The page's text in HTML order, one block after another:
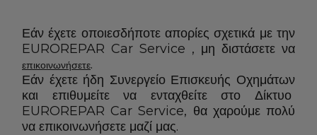
ΥΠΗΡΕΣΙΕΣ
ΠΡΟΣΦΟΡΕΣ
ΕΞΥΠΗΡΕΤΗΣΗ ΠΕΛΑΤΩΝ
Εάν έχετε οποιεσδήποτε απορίες σχετικά με την
EUROREPAR Car Service , μη διστάσετε να
επικοινωνήσετε.
Εάν έχετε ήδη Συνεργείο Επισκευής Οχημάτων
και επιθυμείτε να ενταχθείτε στο Δίκτυο
EUROREPAR Car Service, θα χαρούμε πολύ
να επικοινωνήσετε μαζί μας.